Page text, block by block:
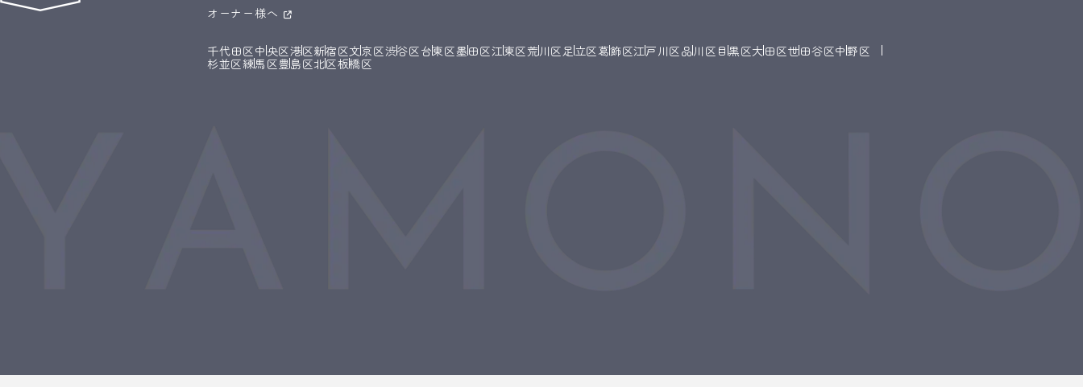
オーナー様へ
千代田区中央区港区新宿区文京区渋谷区台東区墨田区江東区荒川区足立区葛飾区江戸川区品川区 目黒区大田区世田谷区中野区
杉並区練馬区豊島区北区板橋区